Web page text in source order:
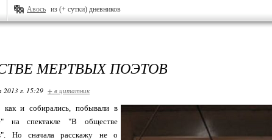
Авось из (+ сутки) дневников
МЕРТВЫХ ПОЭТОВ
г. 15:29 + в цитатник
и собирались, побывали в
на спектакле "В обществе
Но сначала расскажу не о